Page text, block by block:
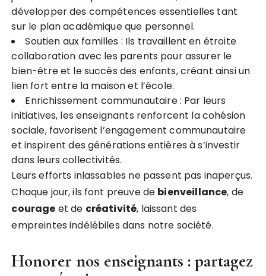
développer des compétences essentielles tant
sur le plan académique que personnel.
Soutien aux familles : Ils travaillent en étroite
collaboration avec les parents pour assurer le
bien-être et le succès des enfants, créant ainsi un
lien fort entre la maison et l’école.
Enrichissement communautaire : Par leurs
initiatives, les enseignants renforcent la cohésion
sociale, favorisent l’engagement communautaire
et inspirent des générations entières à s’investir
dans leurs collectivités.
Leurs efforts inlassables ne passent pas inaperçus.
Chaque jour, ils font preuve de bienveillance, de
courage et de créativité, laissant des
empreintes indélébiles dans notre société.
Honorer nos enseignants : partagez